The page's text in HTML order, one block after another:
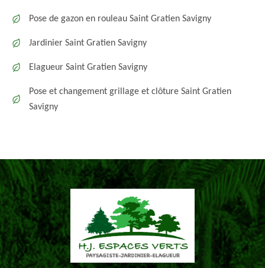
Pose de gazon en rouleau Saint Gratien Savigny
Jardinier Saint Gratien Savigny
Elagueur Saint Gratien Savigny
Pose et changement grillage et clôture Saint Gratien
Savigny